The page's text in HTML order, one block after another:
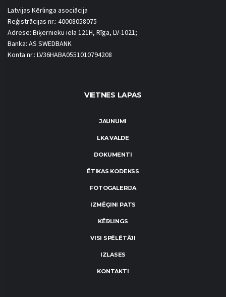
Latvijas Kērlinga asociācija
Reģistrācijas nr.: 40008058075
Adrese: Biķernieku iela 121H, Rīga, LV-1021;
Banka: AS SWEDBANK
Konta nr.: LV36HABA0551010794208
VIETNES LAPAS
JAUNUMI
LKA VALDE
DOKUMENTI
ĒTIKAS KODEKSS
FOTOGALERIJA
IZMĒĢINI PATS
KĒRLINGS
VISI SPĒLĒTĀJI
IZLASES
KONTAKTI